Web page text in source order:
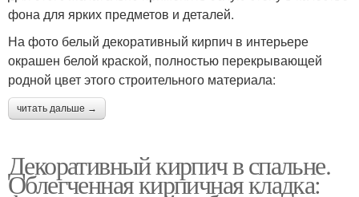
фона для ярких предметов и деталей.
На фото белый декоративный кирпич в интерьере
окрашен белой краской, полностью перекрывающей
родной цвет этого строительного материала:
читать дальше →
Декоративный кирпич в спальне.
Облегченная кирпичная кладка: